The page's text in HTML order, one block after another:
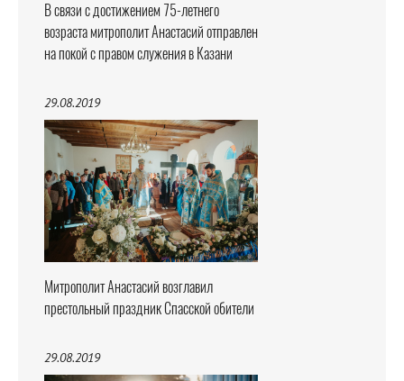
В связи с достижением 75-летнего
возраста митрополит Анастасий отправлен
на покой с правом служения в Казани
29.08.2019
Митрополит Анастасий возглавил
престольный праздник Спасской обители
29.08.2019